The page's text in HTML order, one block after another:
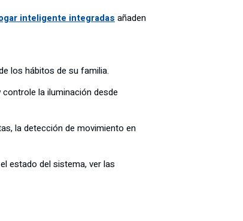
inteligente integradas añaden
los hábitos de su familia.
la iluminación desde
la detección de movimiento en
estado del sistema, ver las